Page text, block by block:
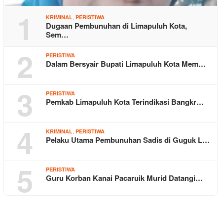
1 KRIMINAL PERISTIWA
Dugaan Pembunuhan di Limapuluh Kota,
Sem…
2 PERISTIWA
Dalam Bersyair Bupati Limapuluh Kota Mem…
3 PERISTIWA
Pemkab Limapuluh Kota Terindikasi Bangkr…
4 KRIMINAL PERISTIWA
Pelaku Utama Pembunuhan Sadis di Guguk L…
5 PERISTIWA
Guru Korban Kanai Pacaruik Murid Datangi…